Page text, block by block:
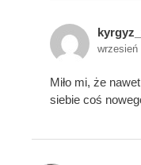
wrzesień
Miło mi, że
siebie coś